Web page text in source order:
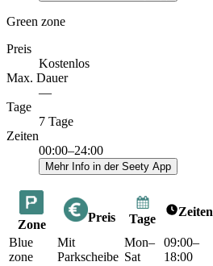
Green zone
Preis
Kostenlos
Max. Dauer
—
Tage
7 Tage
Zeiten
00:00–24:00
Mehr Info in der Seety App
Zone
Preis Tage
Zeiten
Blue
zone
Mit
Parkscheibe
Mon–
Sat
09:00–
18:00